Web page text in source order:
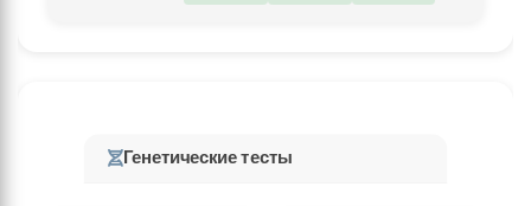
Генетические тесты